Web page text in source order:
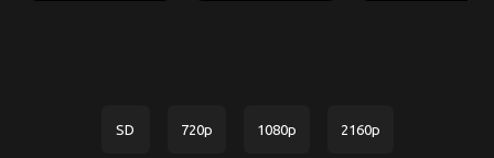
SD 720p 1080p 2160p